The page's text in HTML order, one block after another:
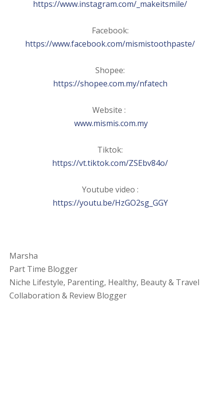
https://www.instagram.com/_makeitsmile/
Facebook:
https://www.facebook.com/mismistoothpaste/
Shopee:
https://shopee.com.my/nfatech
Website :
www.mismis.com.my
Tiktok:
https://vt.tiktok.com/ZSEbv84o/
Youtube video :
https://youtu.be/HzGO2sg_GGY
Marsha
Part Time Blogger
Niche Lifestyle, Parenting, Healthy, Beauty & Travel
Collaboration & Review Blogger